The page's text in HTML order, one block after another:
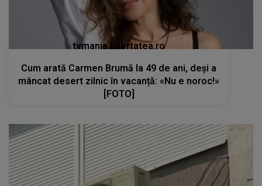
tvmania.libertatea.ro
Cum arată Carmen Brumă la 49 de ani, deși a
mâncat desert zilnic în vacanță: «Nu e noroc!»
[FOTO]